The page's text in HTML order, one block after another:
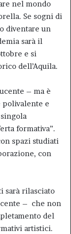
nel mondo
Se sogni di
diventare un
sarà il
e si
dell’Aquila.
– ma è
polivalente e
formativa”.
spazi studiati
con
sarà rilasciato
– che non
del
artistici.